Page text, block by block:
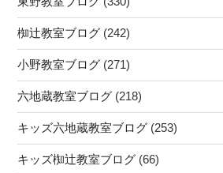
椥辻教室ブログ (242)
小野教室ブログ (271)
六地蔵教室ブログ (218)
キッズ六地蔵教室ブログ (253)
キッズ椥辻教室ブログ (66)